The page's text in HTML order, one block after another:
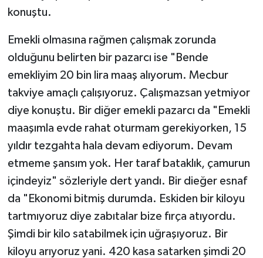
konuştu.
Emekli olmasına rağmen çalışmak zorunda
olduğunu belirten bir pazarcı ise "Bende
emekliyim 20 bin lira maaş alıyorum. Mecbur
takviye amaçlı çalışıyoruz. Çalışmazsan yetmiyor
diye konuştu. Bir diğer emekli pazarcı da "Emekli
maaşımla evde rahat oturmam gerekiyorken, 15
yıldır tezgahta hala devam ediyorum. Devam
etmeme şansım yok. Her taraf bataklık, çamurun
içindeyiz" sözleriyle dert yandı. Bir dieğer esnaf
da "Ekonomi bitmiş durumda. Eskiden bir kiloyu
tartmıyoruz diye zabıtalar bize fırça atıyordu.
Şimdi bir kilo satabilmek için uğraşıyoruz. Bir
kiloyu arıyoruz yani. 420 kasa satarken şimdi 20